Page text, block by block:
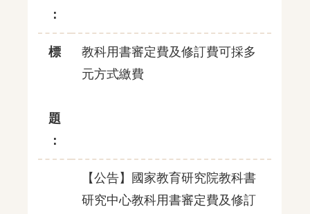
：
標
題
：
教科用書審定費及修訂費可採多
元方式繳費
【公告】國家教育研究院教科書
研究中心教科用書審定費及修訂